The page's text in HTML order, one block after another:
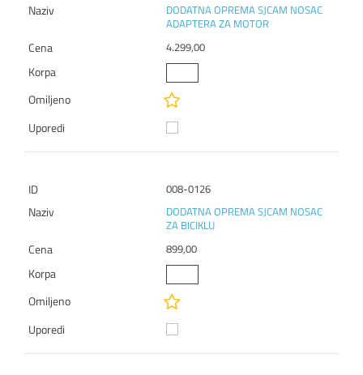
DODATNA OPREMA SJCAM NOSAC
ADAPTERA ZA MOTOR
4.299,00
008-0126
DODATNA OPREMA SJCAM NOSAC
ZA BICIKLU
899,00